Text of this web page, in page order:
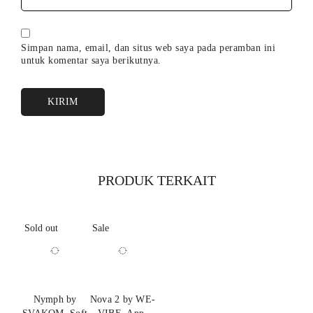
Simpan nama, email, dan situs web saya pada peramban ini
untuk komentar saya berikutnya.
PRODUK TERKAIT
Sold out
Nymph by
Sale
Nova 2 by WE-